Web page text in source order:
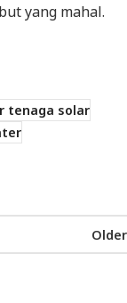
yang mahal.
tenaga solar
Older